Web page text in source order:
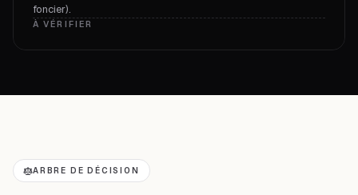
foncier).
À VÉRIFIER
ARBRE DE DÉCISION